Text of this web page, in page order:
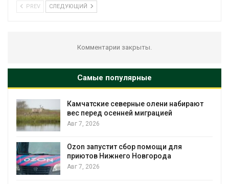
PREV СЛЕДУЮЩИЙ
Комментарии закрыты.
Самые популярные
Камчатские северные олени набирают
вес перед осенней миграцией
Авг 7, 2026
Ozon запустит сбор помощи для
приютов Нижнего Новгорода
Авг 7, 2026